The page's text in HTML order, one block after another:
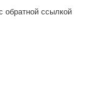
обратной ссылкой